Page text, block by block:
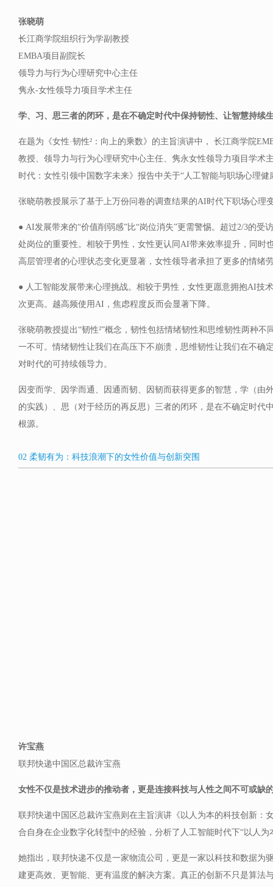
张晓萌
长江商学院组织行为学副教授
EMBA项目副院长
领导力与行为心理研究中心主任
隽永-女性领导力项目学术主任
学、习、思三者的闭环，是在不确定时代中保持韧性、让智慧持续
在题为《女性·韧性²：向上的乘数》的主旨演讲中， 长江商学院
教授、领导力与行为心理研究中心主任、隽永女性领导力项目学术
时代：女性引领中国数字未来》报告中关于“人工智能与职场心理健
张晓萌教授展示了基于上万份问卷的调查结果的AI时代下职场心理
● AI发展带来的“价值削弱感”比“岗位消失”更需警惕。超过2/3的受
处岗位的重要性。相较于男性，女性更认同AI带来效率提升，同时
高层管理者的心理状态变化更显著，女性领导者承担了更多的情绪
● 人工智能发展带来心理挑战。相较于男性，女性更愿意拥抱AI技
次更高。越高频使用AI，焦虑程度反而会显著下降。
张晓萌教授提出“韧性²”概念，韧性包括情绪韧性和思维韧性两种不
一不可。情绪韧性让我们在高压下不崩溃，思维韧性让我们在不确
对时代的可持续领导力。
因变而学、因学而通、因通而韧、因韧而获得更多的智慧，学（由
的实践）、思（对于经历的再反思）三者的闭环，是在不确定时代
根源。
02 柔韧有为：科技浪潮下的女性价值与创新突围
许宝燕
联邦快递中国区总裁许宝燕
女性不仅是技术进步的推动者，更是连接科技与人性之间不可或缺
联邦快递中国区总裁许宝燕则在主旨演讲《以人为本的科技创新：
合自身在企业数字化转型中的经验，分析了人工智能时代下“以人为
她指出，联邦快递不仅是一家物流公司，更是一家以科技和数据为
建更高效、更智能、更有温度的解决方案。真正的创新不只是算法